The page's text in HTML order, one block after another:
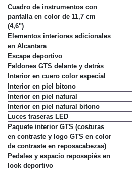
cuero artificial
Cuadro de instrumentos con
pantalla en color de 11,7 cm
(4,6")
Elementos interiores adicionales
en Alcantara
Escape deportivo
Faldones GTS delante y detrás
Interior en cuero color especial
Interior en piel bitono
Interior en piel natural
Interior en piel natural bitono
Luces traseras LED
Paquete interior GTS (costuras
en contraste y logo GTS en color
de contraste en reposacabezas)
Pedales y espacio reposapiés en